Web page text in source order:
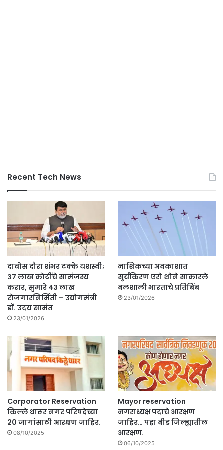
Recent Tech News
दावोस दौरा शंभर टक्के यशस्वी;
३७ लाख कोटींचे सामंजस्य
करार, सुमारे ४३ लाख
रोजगारनिर्मिती – उद्योगमंत्री
डॉ. उदय सामंत
23/01/2026
नाशिकच्या अवकाशात
सुर्यकिरण एरो शोने साकारले
बलशाली भारताचे प्रतिबिंब
23/01/2026
Corporator Reservation
किल्ले धारूर नगर परिषदेच्या
20 जागांसाठी आरक्षण जाहिर.
08/10/2025
Mayor reservation
नगराध्यक्ष पदाचे आरक्षण
जाहिर… पहा बीड जिल्ह्यातील
आरक्षण.
06/10/2025